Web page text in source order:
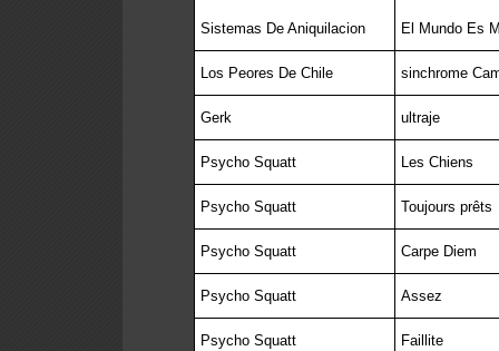
Sistemas De Aniquilacion El Mundo Es
Los Peores De Chile sinchrome
Gerk ultraje
Psycho Squatt Les Chiens
Psycho Squatt Toujours prêts
Psycho Squatt Carpe Diem
Psycho Squatt Assez
Psycho Squatt Faillite